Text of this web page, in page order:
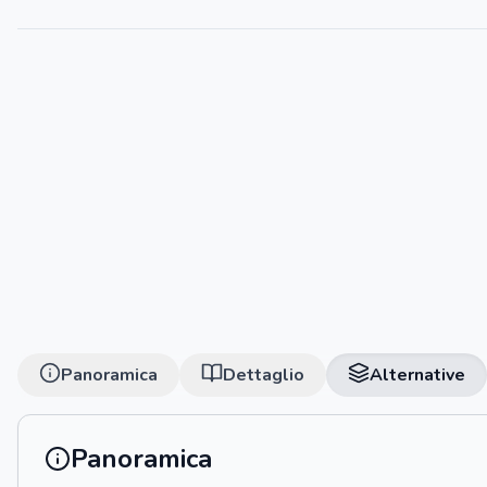
Panoramica Dettaglio Alternative
Panoramica